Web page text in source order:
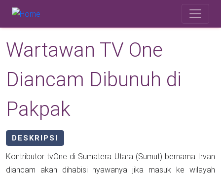
Skip to main content
Wartawan TV One
Diancam Dibunuh di
Pakpak
DESKRIPSI
Kontributor tvOne di Sumatera Utara (Sumut) bernama Irvan
diancam akan dihabisi nyawanya jika masuk ke wilayah